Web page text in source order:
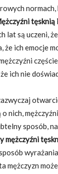
tęsknią
lat są uczeni,
że ich emocje
ich nie
nich,
sposób,
mężczyźni
mężczyzn